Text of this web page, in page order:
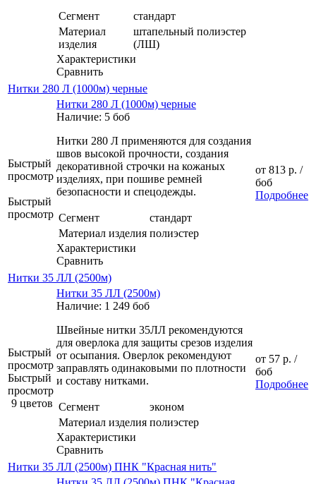
Сегмент
стандарт
Материал
изделия
штапельный полиэстер
(ЛШ)
Характеристики
Сравнить
Нитки 280 Л (1000м) черные
Быстрый
просмотр
Быстрый
просмотр
Нитки 280 Л (1000м) черные
Наличие: 5 боб
Нитки 280 Л применяются для создания
швов высокой прочности, создания
декоративной строчки на кожаных
изделиях, при пошиве ремней
безопасности и спецодежды.
Сегмент
стандарт
Материал изделия полиэстер
Характеристики
Сравнить
от 813 р. /
боб
Подробнее
Нитки 35 ЛЛ (2500м)
Быстрый
просмотр
Быстрый
просмотр
9 цветов
Нитки 35 ЛЛ (2500м)
Наличие: 1 249 боб
Швейные нитки 35ЛЛ рекомендуются
для оверлока для защиты срезов изделия
от осыпания. Оверлок рекомендуют
заправлять одинаковыми по плотности
и составу нитками.
Сегмент
эконом
Материал изделия полиэстер
Характеристики
Сравнить
от 57 р. /
боб
Подробнее
Нитки 35 ЛЛ (2500м) ПНК "Красная нить"